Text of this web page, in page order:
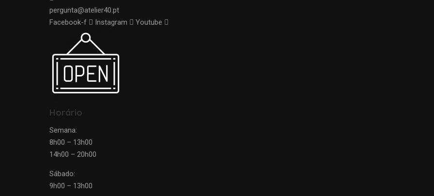
pergunta@atelier40.pt
Facebook-f
Instagram Youtube
Horário
Semana:
8h00 – 13h00
14h00 – 20h00
Sábado:
9h00 – 13h00